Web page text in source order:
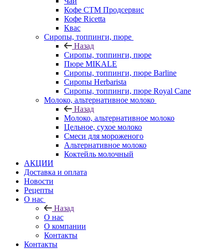
Кофе СТМ Продсервис
Кофе Ricetta
Квас
Сиропы, топпинги, пюре
Назад
Сиропы, топпинги, пюре
Пюре MIKALE
Сиропы, топпинги, пюре Barline
Сиропы Herbarista
Сиропы, топпинги, пюре Royal Cane
Молоко, альтернативное молоко
Назад
Молоко, альтернативное молоко
Цельное, сухое молоко
Смеси для мороженого
Альтернативное молоко
Коктейль молочный
АКЦИИ
Доставка и оплата
Новости
Рецепты
О нас
Назад
О нас
О компании
Контакты
Контакты